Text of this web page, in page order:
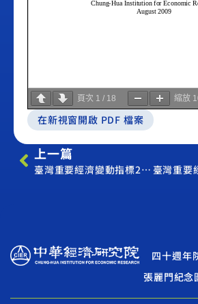
頁次 1 / 18 縮放
在新視窗開啟 PDF 檔案
上一篇
臺灣重要經濟變動指標2009年7月（Economic Indicator July 2009）
四十週年
張麗門紀念